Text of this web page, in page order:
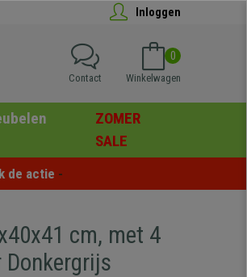
Inloggen
0
Winkelwagen
Contact
ZOMER
SALE
de actie -
cm, met 4